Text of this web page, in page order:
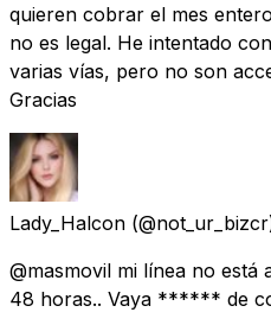
quieren cobrar el mes
no es legal. He intentado
varias vías, pero no son
Gracias
Lady_Halcon
@masmovil mi línea no está
48 horas.. Vaya ****** de